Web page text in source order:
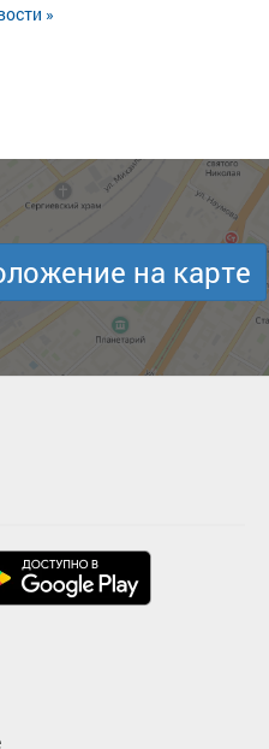
»
на карте